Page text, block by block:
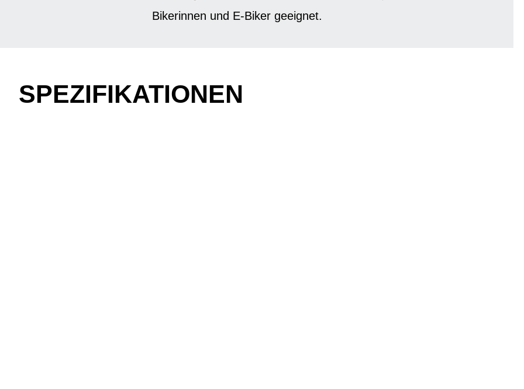
Bikerinnen und E-Biker geeignet.
SPEZIFIKATIONEN